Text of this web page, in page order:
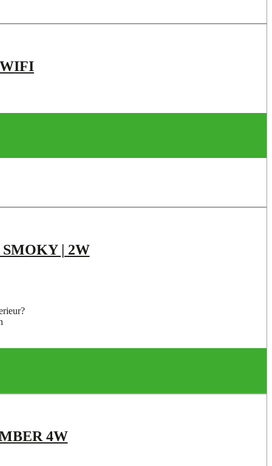
| 2W
4W